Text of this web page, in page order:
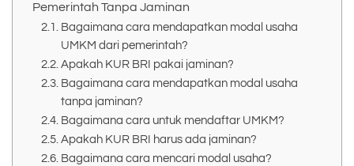
Pemerintah Tanpa Jaminan
Bagaimana cara mendapatkan modal usaha
UMKM dari pemerintah?
Apakah KUR BRI pakai jaminan?
Bagaimana cara mendapatkan modal usaha
tanpa jaminan?
Bagaimana cara untuk mendaftar UMKM?
Apakah KUR BRI harus ada jaminan?
Bagaimana cara mencari modal usaha?